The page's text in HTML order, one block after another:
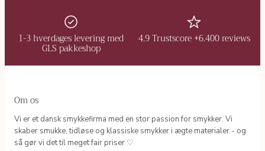
1-3 hverdages levering med
GLS pakkeshop
4.9 Trustscore +6.400 reviews
Om os
Vi er et dansk smykkefirma med en stor passion for smykker. Vi
skaber smukke, tidløse og klassiske smykker i ægte materialer - og
så gør vi det til meget fair priser ♡